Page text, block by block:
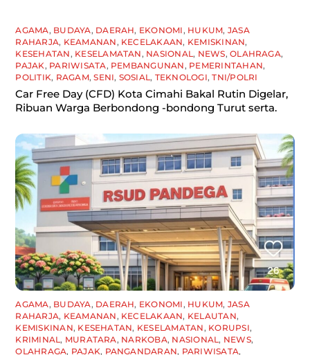
AGAMA, BUDAYA, DAERAH, EKONOMI , HUKUM, JASA
RAHARJA, KEAMANAN , KECELAKAAN, KEMISKINAN,
KESEHATAN , KESELAMATAN , NASIONAL , NEWS,OLAHRAGA,
PAJAK , PARIWISATA, PEMBANGUNAN , PEMERINTAHAN,
POLITIK, RAGAM,SENI, SOSIAL , TEKNOLOGI,TNI/POLRI
Car Free Day (CFD) Kota Cimahi Bakal Rutin Digelar,
Ribuan Warga Berbondong -bondong Turut serta.
AGAMA, BUDAYA, DAERAH, EKONOMI , HUKUM, JASA
RAHARJA, KEAMANAN , KECELAKAAN, KELAUTAN,
KEMISKINAN, KESEHATAN, KESELAMATAN , KORUPSI,
KRIMINAL , MURATARA, NARKOBA, NASIONAL , NEWS,
OLAHRAGA, PAJAK, PANGANDARAN, PARIWISATA,